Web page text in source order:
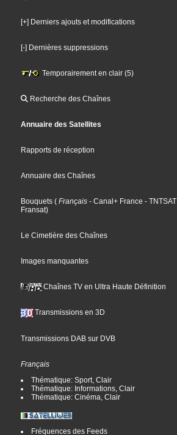
[+] Derniers ajouts et modifications
[-] Dernières suppressions
Temporairement en clair (5)
Recherche des Chaînes
Annuaire des Satellites
Rapports de réception
Annuaire des Chaînes
Bouquets ( Français - Canal+ France - TNTSAT
Fransat)
Le Cimetière des Chaînes
Images manquantes
Chaînes TV en Ultra Haute Définition
Transmissions en 3D
Transmissions DAB sur DVB
Français
Thématique: Sport, Clair
Thématique: Informations, Clair
Thématique: Cinéma, Clair
Fréquences des Feeds